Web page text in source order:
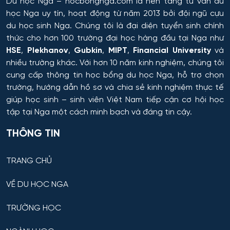
Công nghệ sản xuất và chế biến nông sản
Công nghệ thăm dò địa chất
Công nghệ thực phẩm có nguồn gốc thực vật
Công nghệ thực phẩm có nguồn gốc động vật
Công nghệ thực phẩm và tổ chức dịch vụ ăn uống
Công nghệ tài chính số và pháp luật
Công nghệ và thiết kế sản phẩm dệt may
Công nghệ xử lý vật liệu nghệ thuật
học Nga uy tín, hoạt động từ năm 2013 bởi đội ngũ cựu
du học sinh Nga. Chúng tôi là đại diện tuyển sinh chính
thức cho hơn 100 trường đại học hàng đầu tại Nga như
HSE, Plekhanov, Gubkin, MIPT, Financial Universityvà
nhiều trường khác. Với hơn 10 năm kinh nghiệm, chúng tôi
cung cấp thông tin học bổng du học Nga, hỗ trợ chọn
trường, hướng dẫn hồ sơ và chia sẻ kinh nghiệm thực tế
giúp học sinh – sinh viên Việt Nam tiếp cận cơ hội học
tập tại Nga một cách minh bạch và đáng tin cậy.
THÔNG TIN
TRANG CHỦ
VỀ DU HỌC NGA
TRƯỜNG HỌC